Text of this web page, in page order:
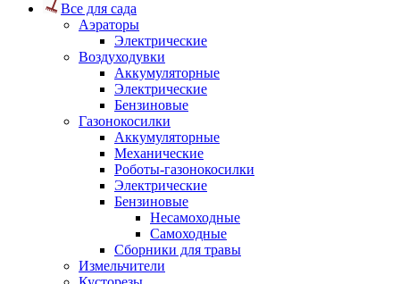
Все для сада
Аэраторы
Электрические
Воздуходувки
Аккумуляторные
Электрические
Бензиновые
Газонокосилки
Аккумуляторные
Механические
Роботы-газонокосилки
Электрические
Бензиновые
Несамоходные
Самоходные
Сборники для травы
Измельчители